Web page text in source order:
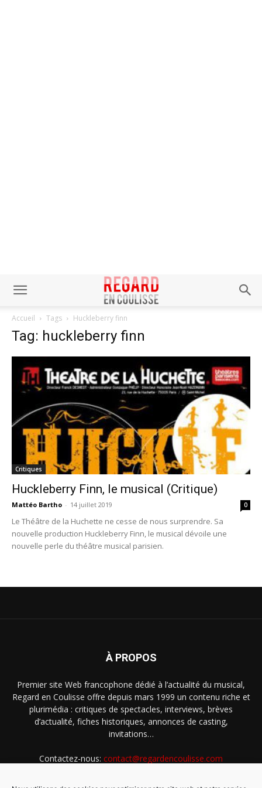
Accueil Tags Huckleberry finn
Tag: huckleberry finn
Critiques
Huckleberry Finn, le musical (Critique)
Mattéo Bartho - 14 juillet 2019 0
Le Théâtre de la Huchette ne cesse de nous surprendre. Sa
nouvelle production Huckleberry Finn, le musical dévoile une
nouvelle perle du théâtre musical parisien.
À PROPOS
Premier site Web francophone dédié à l’actualité du musical,
Regard en Coulisse offre depuis mars 1999 un contenu riche et
plurimédia : critiques de spectacles, interviews, brèves
d’actualité, fiches historiques, annonces de casting,
invitations…
Contactez-nous: contact@regardencoulisse.com